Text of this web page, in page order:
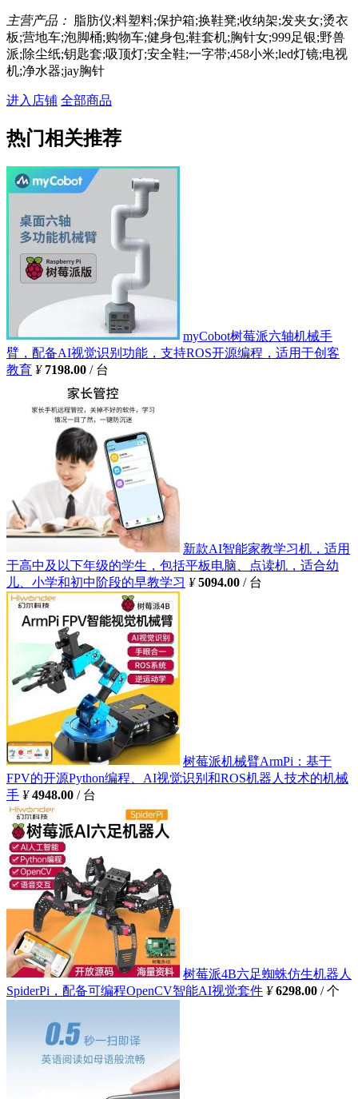
主营产品：
脂肪仪;料塑料;保护箱;换鞋凳;收纳架;发夹女;烫衣
板;营地车;泡脚桶;购物车;健身包;鞋套机;胸针女;999足银;野兽
派;除尘纸;钥匙套;吸顶灯;安全鞋;一字带;458小米;led灯镜;电视
机;净水器;jay胸针
进入店铺 全部商品
热门相关推荐
myCobot树莓派六轴机械手
臂，配备AI视觉识别功能，支持ROS开源编程，适用于创客
教育 ¥ 7198.00 / 台
新款AI智能家教学习机，适用
于高中及以下年级的学生，包括平板电脑、点读机，适合幼
儿、小学和初中阶段的早教学习 ¥ 5094.00 / 台
树莓派机械臂ArmPi：基于
FPV的开源Python编程、AI视觉识别和ROS机器人技术的机械
手 ¥ 4948.00 / 台
树莓派4B六足蜘蛛仿生机器人
SpiderPi，配备可编程OpenCV智能AI视觉套件 ¥ 6298.00 / 个